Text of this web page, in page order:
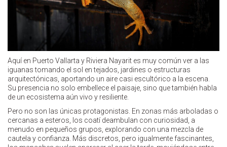
Aquí en Puerto Vallarta y Riviera Nayarit es muy común ver a las
iguanas tomando el sol en tejados, jardines o estructuras
arquitectónicas, aportando un aire casi escultórico a la escena.
Su presencia no solo embellece el paisaje, sino que también habla
de un ecosistema aún vivo y resiliente.
Pero no son las únicas protagonistas. En zonas más arboladas o
cercanas a esteros, los coatí deambulan con curiosidad, a
menudo en pequeños grupos, explorando con una mezcla de
cautela y confianza. Más discretos, pero igualmente fascinantes,